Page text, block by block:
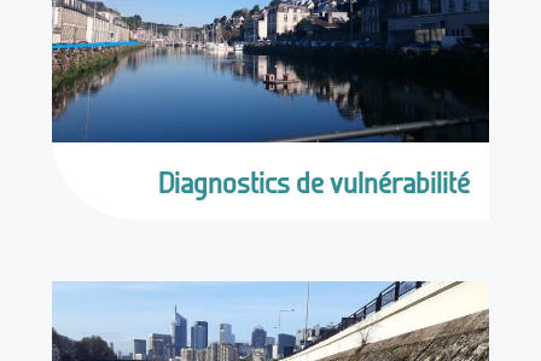
Diagnostics de vulnérabilité